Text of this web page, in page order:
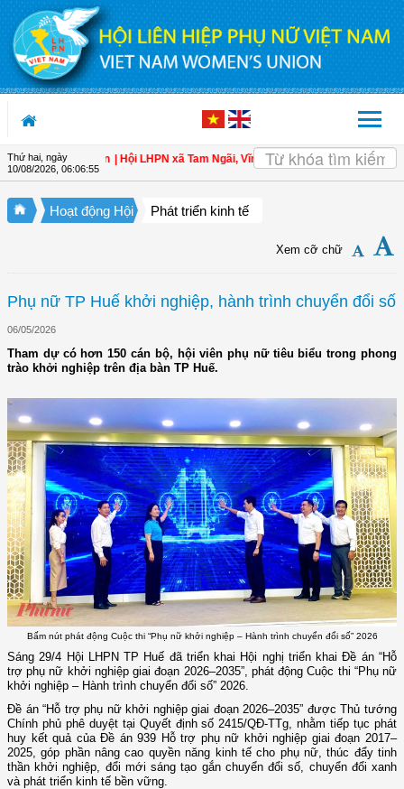
Truy cập nội dung luôn
Thứ hai, ngày
10/08/2026, 06:06:56
cho hội viên | Hội LHPN xã Tam Ngãi, Vĩnh Long sơ kết công tác Hội và
Hoạt động Hội Phát triển kinh tế
Xem cỡ chữ
Phụ nữ TP Huế khởi nghiệp, hành trình chuyển đổi số
06/05/2026
Tham dự có hơn 150 cán bộ, hội viên phụ nữ tiêu biểu trong phong
trào khởi nghiệp trên địa bàn TP Huế.
Bấm nút phát động Cuộc thi “Phụ nữ khởi nghiệp – Hành trình chuyển đổi số” 2026
Sáng 29/4 Hội LHPN TP Huế đã triển khai Hội nghị triển khai Đề án “Hỗ
trợ phụ nữ khởi nghiệp giai đoạn 2026–2035”, phát động Cuộc thi “Phụ nữ
khởi nghiệp – Hành trình chuyển đổi số” 2026.
Đề án “Hỗ trợ phụ nữ khởi nghiệp giai đoạn 2026–2035” được Thủ tướng
Chính phủ phê duyệt tại Quyết định số 2415/QĐ-TTg, nhằm tiếp tục phát
huy kết quả của Đề án 939 Hỗ trợ phụ nữ khởi nghiệp giai đoạn 2017–
2025, góp phần nâng cao quyền năng kinh tế cho phụ nữ, thúc đẩy tinh
thần khởi nghiệp, đổi mới sáng tạo gắn chuyển đổi số, chuyển đổi xanh
và phát triển kinh tế bền vững.